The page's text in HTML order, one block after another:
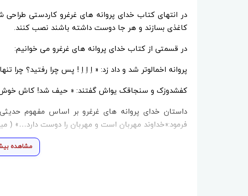
در انتهای کتاب خدای پروانه های غرغرو کاردستی
کاغذی بسازند و هر جا دوست داشته باشند نصب کنند.
در قسمتی از کتاب خدای پروانه های غرغرو می خوانیم:
پروانه اخمالوتر شد و داد زد: « اِ اِ اِ ! پس چرا رفتید؟ چرا
کفشدوزک و سنجاقک یواش گفتند: « حیف شد! کاش خوش
داستان خدای پروانه های غرغرو بر اساس مفهوم
فرمود:«خداوند مهربان است و مهربان را دوست دارد…» ( میزان
مشاهده